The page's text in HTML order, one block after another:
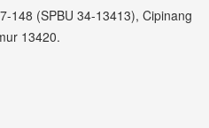
148 (SPBU 34-13413), Cipinang
13420.